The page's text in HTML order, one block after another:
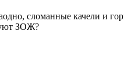
сломанные качели и
ЗОЖ?